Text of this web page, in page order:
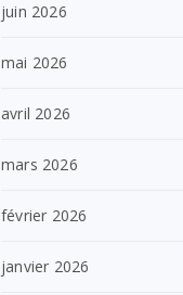
juin 2026
mai 2026
avril 2026
mars 2026
février 2026
janvier 2026